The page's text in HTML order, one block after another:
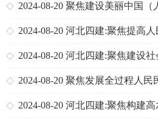
2024-08-20 聚焦建设美丽中国（
2024-08-20 河北四建:聚焦提高人
2024-08-20 河北四建:聚焦建设
2024-08-20 聚焦发展全过程人民
2024-08-20 河北四建:聚焦构建